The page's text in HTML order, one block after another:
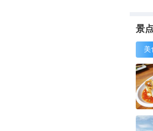
景
美